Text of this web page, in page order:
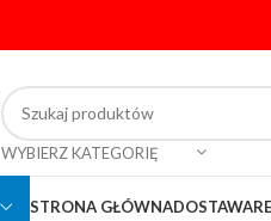
WYBIERZ KATEGORIĘ
STRONA GŁÓWNADOSTAWA